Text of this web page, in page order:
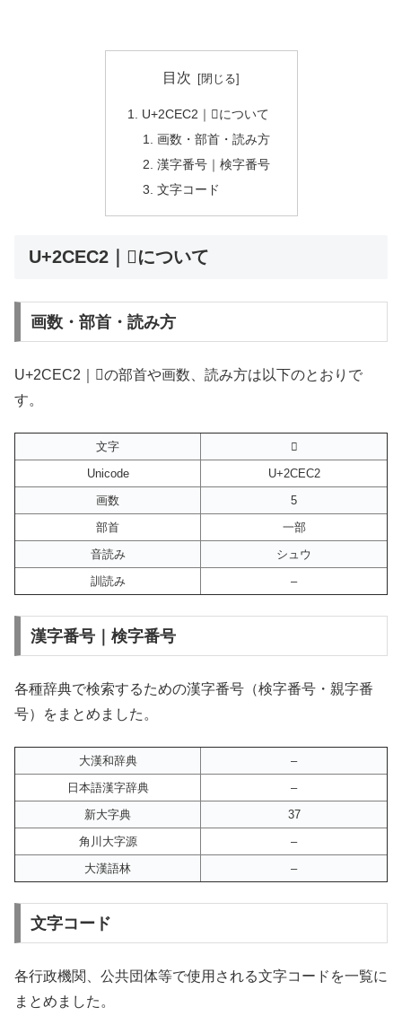
目次
U+2CEC2｜𬻂について
画数・部首・読み方
漢字番号｜検字番号
文字コード
U+2CEC2｜𬻂について
画数・部首・読み方
U+2CEC2｜𬻂の部首や画数、読み方は以下のとおりで
す。
文字
𬻂
Unicode
U+2CEC2
画数
5
部首
一部
音読み
シュウ
訓読み
–
漢字番号｜検字番号
各種辞典で検索するための漢字番号（検字番号・親字番
号）をまとめました。
大漢和辞典
–
日本語漢字辞典
–
新大字典
37
角川大字源
–
大漢語林
–
文字コード
各行政機関、公共団体等で使用される文字コードを一覧に
まとめました。